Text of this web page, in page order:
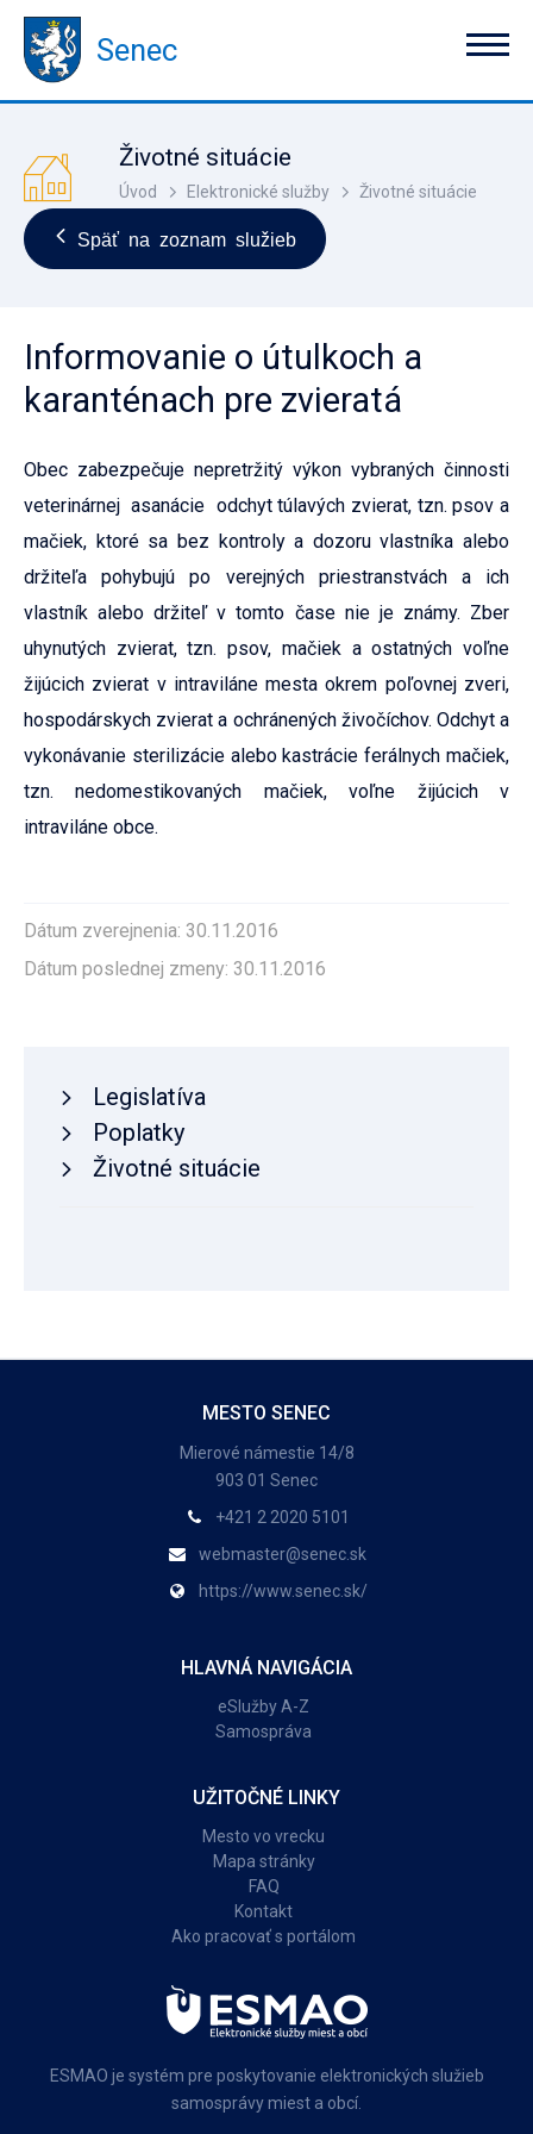
Senec
Životné situácie
Úvod Elektronické služby Životné situácie
Späť na zoznam služieb
Informovanie o útulkoch a
karanténach pre zvieratá
Obec zabezpečuje nepretržitý výkon vybraných činnosti
veterinárnej asanácie odchyt túlavých zvierat, tzn. psov a
mačiek, ktoré sa bez kontroly a dozoru vlastníka alebo
držiteľa pohybujú po verejných priestranstvách a ich
vlastník alebo držiteľ v tomto čase nie je známy. Zber
uhynutých zvierat, tzn. psov, mačiek a ostatných voľne
žijúcich zvierat v intraviláne mesta okrem poľovnej zveri,
hospodárskych zvierat a ochránených živočíchov. Odchyt a
vykonávanie sterilizácie alebo kastrácie ferálnych mačiek,
tzn. nedomestikovaných mačiek, voľne žijúcich v
intraviláne obce.
Dátum zverejnenia: 30.11.2016
Dátum poslednej zmeny: 30.11.2016
Legislatíva
Poplatky
Životné situácie
MESTO SENEC
Mierové námestie 14/8
903 01 Senec
+421 2 2020 5101
webmaster@senec.sk
https://www.senec.sk/
HLAVNÁ NAVIGÁCIA
eSlužby A-Z
Samospráva
UŽITOČNÉ LINKY
Mesto vo vrecku
Mapa stránky
FAQ
Kontakt
Ako pracovať s portálom
ESMAO je systém pre poskytovanie elektronických služieb
samosprávy miest a obcí.